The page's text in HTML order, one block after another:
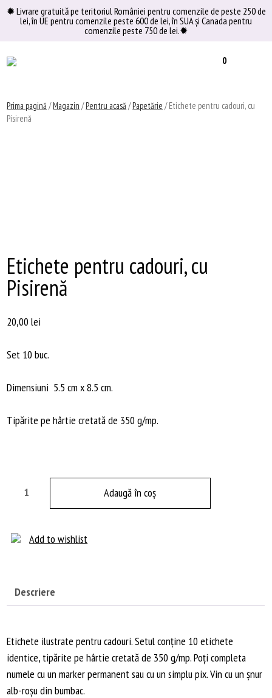
Skip✹ Livrare gratuită pe teritoriul României pentru comenzile de peste 250 de
lei, în UE pentru comenzile peste 600 de lei, în SUA şi Canada pentru
comenzile peste 750 de lei.✹
0
Prima pagină /Magazin /Pentru acasă /Papetărie / Etichete pentru cadouri, cu
Pisirenă
Etichete pentru cadouri, cu
Pisirenă
20,00lei
Set 10 buc.
Dimensiuni 5.5 cm x 8.5 cm.
Tipărite pe hârtie cretată de 350 g/mp.
Cantitate
cadouri,
Adaugă în coș
Add to wishlist
Descriere
Etichete ilustrate pentru cadouri. Setul conține 10 etichete
identice, tipărite pe hârtie cretată de 350 g/mp. Poți completa
numele cu un marker permanent sau cu un simplu pix. Vin cu un șnur
alb-roșu din bumbac.